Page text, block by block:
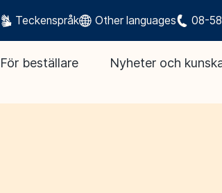
Teckenspråk Other languages 08-
För beställare
Nyheter och